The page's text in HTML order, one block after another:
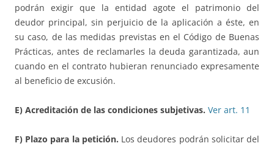
podrán exigir que la entidad agote el patrimonio del
deudor principal, sin perjuicio de la aplicación a éste, en
su caso, de las medidas previstas en el Código de Buenas
Prácticas, antes de reclamarles la deuda garantizada, aun
cuando en el contrato hubieran renunciado expresamente
al beneficio de excusión.
E) Acreditación de las condiciones subjetivas. Ver art. 11
F) Plazo para la petición. Los deudores podrán solicitar del